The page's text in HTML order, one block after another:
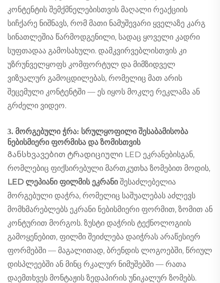
კონტენტის შემქმნელებისთვის მაღალი რეაქციის
სიჩქარე ნიშნავს, რომ მათი ნამუშევარი ყველაზე კარგ
სინათლეშია წარმოდგენილი, სადაც ყოველი კადრი
სუფთადაა გამოსახული. დამკვირვებლისთვის კი
უზრუნველყოფს კომფორტულ და მიმზიდველ
ვიზუალურ გამოცდილებას, რომელიც მათ არის
შეცემული კონტენტში — ეს იყოს მოკლე რეკლამა ან
გრძელი ვიდეო.
3. მორგებული ჭრა: სრულყოფილი შესაბამისობა
ნებისმიერი ფორმისა და ზომისთვის
Განსხვავებით ტრადიციული LED ეკრანებისგან,
რომლებიც ფიქსირებული მართკუთხა ზომებით მოდის,
LED ლეპიანი ფილმის ეკრანი შესაძლებელია
მორგებული დაჭრა, რომელიც საშუალებას აძლევს
მომხმარებლებს ეკრანი ნებისმიერი ფორმით, ზომით ან
კონტურით მორგოს. ზუსტი დაჭრის ტექნოლოგიის
გამოყენებით, ფილმი შეიძლება დაიჭრას არაწესიერ
ფორმებში — მაგალითად, ბრენდის ლოგოებში, წრიულ
დისპლეებში ან მინც რკალურ ნიმუშებში — რათა
დაემთხვეს მონტაჟის ზედაპირის უნიკალურ ზომებს.